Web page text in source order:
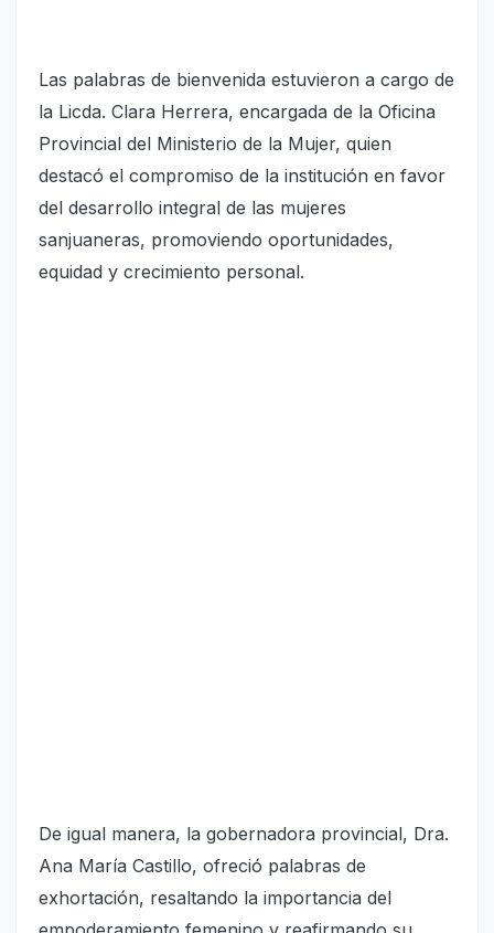
Las palabras de bienvenida estuvieron a cargo de
la Licda. Clara Herrera, encargada de la Oficina
Provincial del Ministerio de la Mujer, quien
destacó el compromiso de la institución en favor
del desarrollo integral de las mujeres
sanjuaneras, promoviendo oportunidades,
equidad y crecimiento personal.
De igual manera, la gobernadora provincial, Dra.
Ana María Castillo, ofreció palabras de
exhortación, resaltando la importancia del